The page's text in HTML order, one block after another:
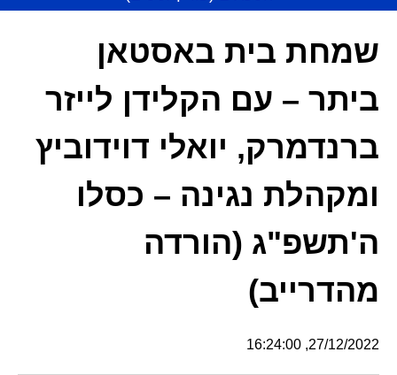
שמחת בית באסטאן
ביתר – עם הקלידן לייזר
ברנדמרק, יואלי דוידוביץ
ומקהלת נגינה – כסלו
ה'תשפ"ג (הורדה
מהדרייב)
27/12/2022, 16:24:00